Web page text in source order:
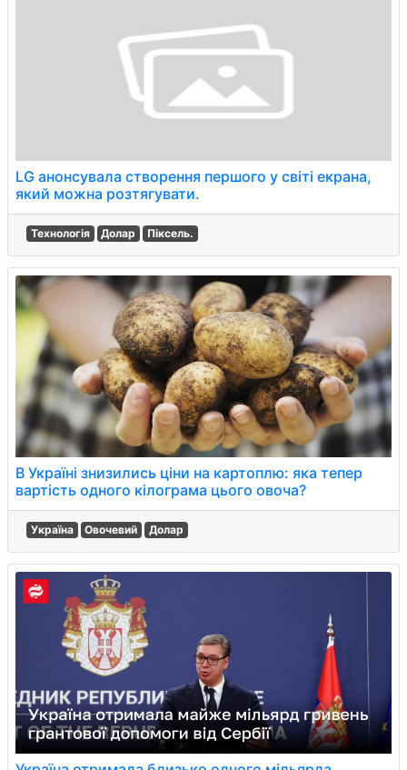
LG анонсувала створення першого у світі екрана,
який можна розтягувати.
Технологія Долар Піксель.
В Україні знизились ціни на картоплю: яка тепер
вартість одного кілограма цього овоча?
Україна Овочевий Долар